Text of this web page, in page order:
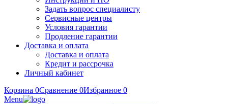
Задать вопрос специалисту
Сервисные центры
Условия гарантии
Продление гарантии
Доставка и оплата
Доставка и оплата
Кредит и рассрочка
Личный кабинет
Корзина 0Сравнение 0Избранное 0
Menu